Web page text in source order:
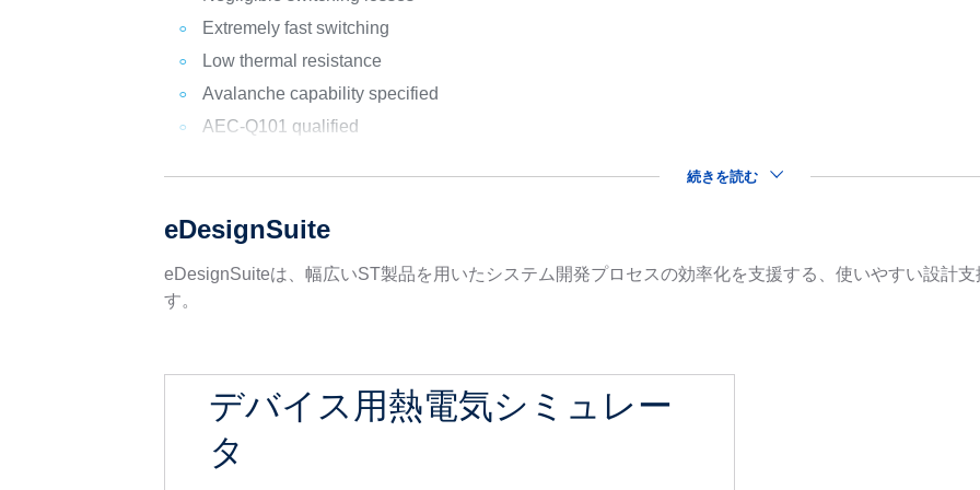
Extremely fast switching
Low thermal resistance
Avalanche capability specified
AEC-Q101 qualified
続きを読む
eDesignSuite
eDesignSuiteは、幅広いST製品を用いたシステム開発プロセスの効率化を支援する、使いやすい設計
す。
デバイス用熱電気シミュレー
タ